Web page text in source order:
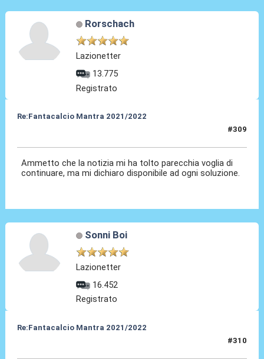
Rorschach
Lazionetter
13.775
Registrato
Re:Fantacalcio Mantra 2021/2022
#309
Ammetto che la notizia mi ha tolto parecchia voglia di
continuare, ma mi dichiaro disponibile ad ogni soluzione.
Sonni Boi
Lazionetter
16.452
Registrato
Re:Fantacalcio Mantra 2021/2022
#310